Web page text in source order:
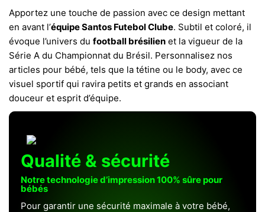
Apportez une touche de passion avec ce design mettant
en avant l’équipe Santos Futebol Clube. Subtil et coloré, il
évoque l’univers du football brésilien et la vigueur de la
Série A du Championnat du Brésil. Personnalisez nos
articles pour bébé, tels que la tétine ou le body, avec ce
visuel sportif qui ravira petits et grands en associant
douceur et esprit d’équipe.
Qualité & sécurité
Notre technologie d’impression 100% sûre pour
bébés
Pour garantir une sécurité maximale à votre bébé,